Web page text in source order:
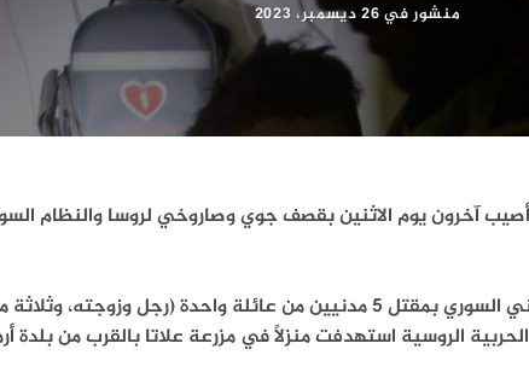
منشور في26 ديسمبر، 2023
وأصيب آخرون يوم الاثنين بقصف جوي وصاروخي لروسا والنظام
أفاد الدفاع المدني السوري بمقتل 5 مدنيين من عائلة واحدة